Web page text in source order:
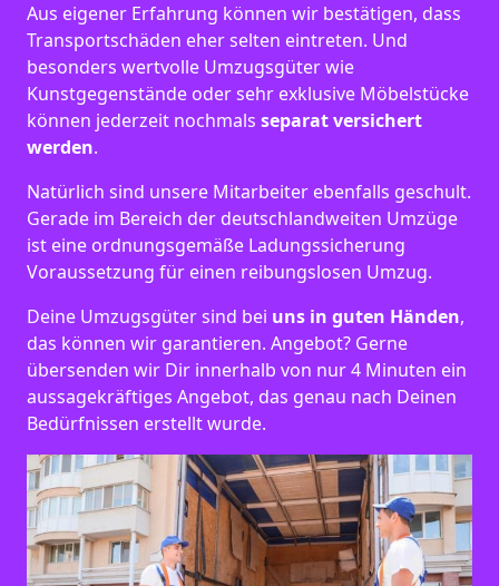
Aus eigener Erfahrung können wir bestätigen, dass
Transportschäden eher selten eintreten. Und
besonders wertvolle Umzugsgüter wie
Kunstgegenstände oder sehr exklusive Möbelstücke
können jederzeit nochmals separat versichert
werden.
Natürlich sind unsere Mitarbeiter ebenfalls geschult.
Gerade im Bereich der deutschlandweiten Umzüge
ist eine ordnungsgemäße Ladungssicherung
Voraussetzung für einen reibungslosen Umzug.
Deine Umzugsgüter sind bei uns in guten Händen,
das können wir garantieren. Angebot? Gerne
übersenden wir Dir innerhalb von nur 4 Minuten ein
aussagekräftiges Angebot, das genau nach Deinen
Bedürfnissen erstellt wurde.